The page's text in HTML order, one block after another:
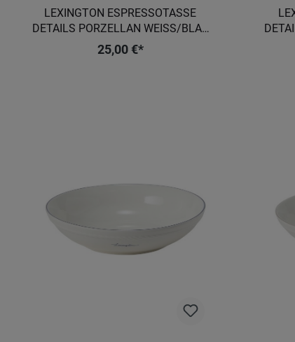
LEXINGTON ESPRESSOTASSE
DETAILS PORZELLAN WEISS/BLAU 2
ER-SET
25,00 €*